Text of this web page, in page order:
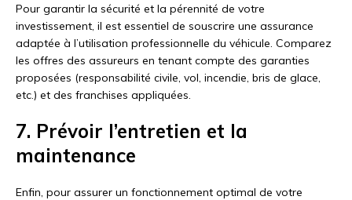
Pour garantir la sécurité et la pérennité de votre
investissement, il est essentiel de souscrire une assurance
adaptée à l’utilisation professionnelle du véhicule. Comparez
les offres des assureurs en tenant compte des garanties
proposées (responsabilité civile, vol, incendie, bris de glace,
etc.) et des franchises appliquées.
7. Prévoir l’entretien et la
maintenance
Enfin, pour assurer un fonctionnement optimal de votre